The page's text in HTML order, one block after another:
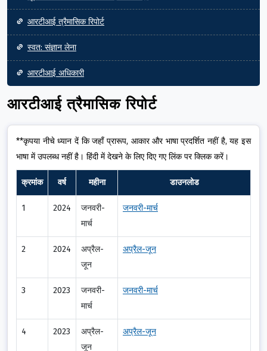
आरटीआई त्रैमासिक रिपोर्ट
स्वत: संज्ञान लेना
आरटीआई अधिकारी
आरटीआई त्रैमासिक रिपोर्ट
**कृपया नीचे ध्यान दें कि जहाँ प्रारूप, आकार और भाषा प्रदर्शित नहीं है, यह इस
भाषा में उपलब्ध नहीं है। हिंदी में देखने के लिए दिए गए लिंक पर क्लिक करें।
क्रमांक वर्ष महीना डाउनलोड
1 2024
जनवरी-
मार्च
जनवरी-मार्च
2 2024
अप्रैल-
जून
अप्रैल-जून
3 2023
जनवरी-
मार्च
जनवरी-मार्च
4 2023
अप्रैल-
जून
अप्रैल-जून